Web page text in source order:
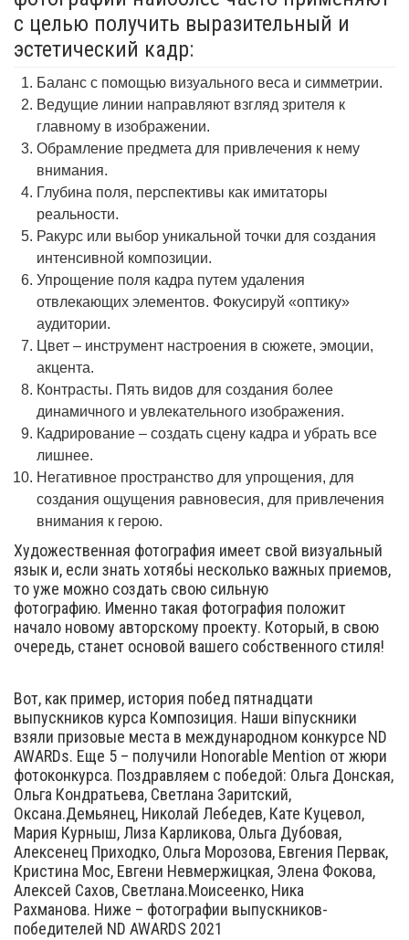
с целью получить выразительный и
эстетический кадр:
Баланс с помощью визуального веса и симметрии.
Ведущие линии направляют взгляд зрителя к
главному в изображении.
Обрамление предмета для привлечения к нему
внимания.
Глубина поля, перспективы как имитаторы
реальности.
Ракурс или выбор уникальной точки для создания
интенсивной композиции.
Упрощение поля кадра путем удаления
отвлекающих элементов. Фокусируй «оптику»
аудитории.
Цвет – инструмент настроения в сюжете, эмоции,
акцента.
Контрасты. Пять видов для создания более
динамичного и увлекательного изображения.
Кадрирование – создать сцену кадра и убрать все
лишнее.
Негативное пространство для упрощения, для
создания ощущения равновесия, для привлечения
внимания к герою.
Художественная фотография имеет свой визуальный
язык и, если знать хотябьі несколько важных приемов,
то уже можно создать свою сильную
фотографию. Именно такая фотография положит
начало новому авторскому проекту. Который, в свою
очередь, станет основой вашего собственного стиля!
Вот, как пример, история побед пятнадцати
выпускников курса Композиция. Наши віпускники
взяли призовые места в международном конкурсе ND
AWARDs. Еще 5 – получили Honorable Mention от жюри
фотоконкурса. Поздравляем с победой: Ольга Донская,
Ольга Кондратьева, Светлана Заритский,
Оксана.Демьянец, Николай Лебедев, Кате Куцевол,
Мария Курныш, Лиза Карликова, Ольга Дубовая,
Алексенец Приходко, Ольга Морозова, Евгения Первак,
Кристина Мос, Евгени Невмержицкая, Элена Фокова,
Алексей Сахов, Светлана.Моисеенко, Ника
Рахманова. Ниже – фотографии выпускников-
победителей ND AWARDS 2021